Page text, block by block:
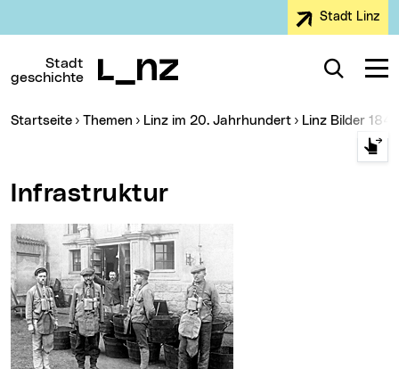
Stadt Linz
Stadt
geschichte
Suche
Sie sind hier:
Startseite Themen Linz im 20. Jahrhundert Linz Bilder
Infrastruktur